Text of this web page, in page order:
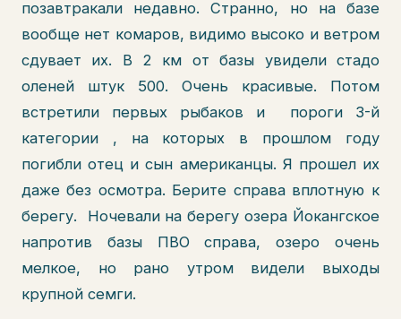
позавтракали недавно. Странно, но на базе
вообще нет комаров, видимо высоко и ветром
сдувает их. В 2 км от базы увидели стадо
оленей штук 500. Очень красивые. Потом
встретили первых рыбаков и пороги 3-й
категории , на которых в прошлом году
погибли отец и сын американцы. Я прошел их
даже без осмотра. Берите справа вплотную к
берегу. Ночевали на берегу озера Йокангское
напротив базы ПВО справа, озеро очень
мелкое, но рано утром видели выходы
крупной семги.